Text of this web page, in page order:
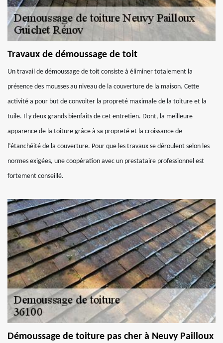
Travaux de démoussage de toit
Un travail de démoussage de toit consiste à éliminer totalement la
présence des mousses au niveau de la couverture de la maison. Cette
activité a pour but de convoiter la propreté maximale de la toiture et la
tuile. Il y deux grands bienfaits de cet entretien. Dont, la meilleure
apparence de la toiture grâce à sa propreté et la croissance de
l’étanchéité de la couverture. Pour que les travaux se déroulent selon les
normes exigées, une coopération avec un prestataire professionnel est
fortement conseillé.
Démoussage de toiture pas cher à Neuvy Pailloux